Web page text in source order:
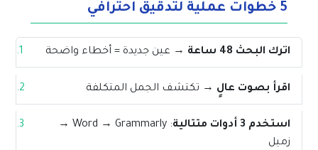
5 خطوات عملية لتدقيق احترافي
اترك البحث 48 ساعة → عين جديدة = أخطاء واضحة
اقرأ بصوت عالٍ → تكتشف الجمل المتكلفة
استخدم 3 أدوات متتالية
: Word → Grammarly →
زميل